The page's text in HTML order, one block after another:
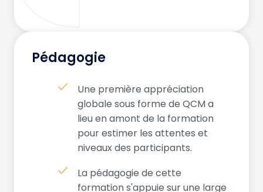
Pédagogie
Une première appréciation
globale sous forme de QCM a
lieu en amont de la formation
pour estimer les attentes et
niveaux des participants.
La pédagogie de cette
formation s'appuie sur une large